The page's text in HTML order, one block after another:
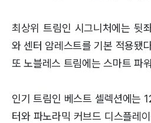
최상위 트림인 시그니처에는 뒷
와 센터 암레스트를 기본 적용됐
또 노블레스 트림에는 스마트 파
인기 트림인 베스트 셀렉션에는
터와 파노라믹 커브드 디스플레